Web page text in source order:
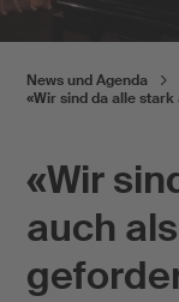
«Wir
auch
News und Agenda
«Wir sind da alle